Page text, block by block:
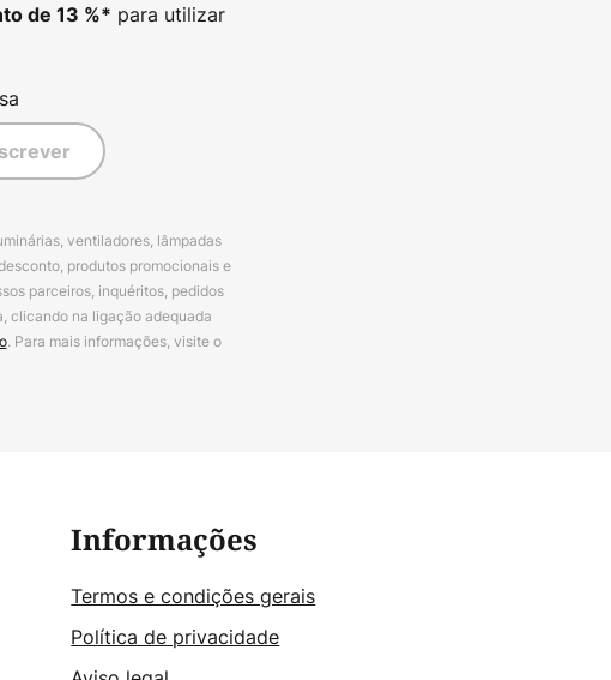
de 13 %* para utilizar
ventiladores, lâmpadas
produtos promocionais e
parceiros, inquéritos, pedidos
clicando na ligação adequada
. Para mais informações, visite o
Informações
Termos e condições gerais
Política de privacidade